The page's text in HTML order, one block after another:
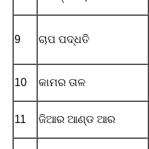
9 ଚାପ ପଦ୍ଧତି
10 କାମର ତାଳ
11 ଜିଆର ଆଣ୍ଡ ଆର